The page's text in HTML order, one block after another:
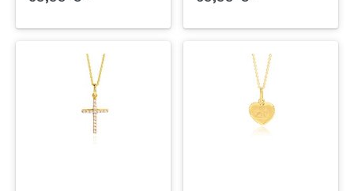
Anhänger ist ein
religiösen Festen...
unserer Kinderschmuck
Damit die Zirkon...